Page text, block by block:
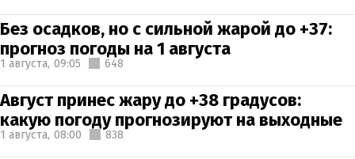
Без осадков, но с сильной жарой до +37:
прогноз погоды на 1 августа
1 августа, 09:05 648
Август принес жару до +38 градусов:
какую погоду прогнозируют на выходные
1 августа, 08:00 838